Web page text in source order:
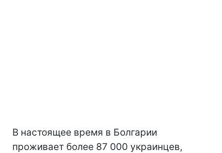
В настоящее время в Болгарии
проживает более 87 000 украинцев,